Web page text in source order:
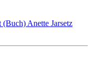
Anette Jarsetz